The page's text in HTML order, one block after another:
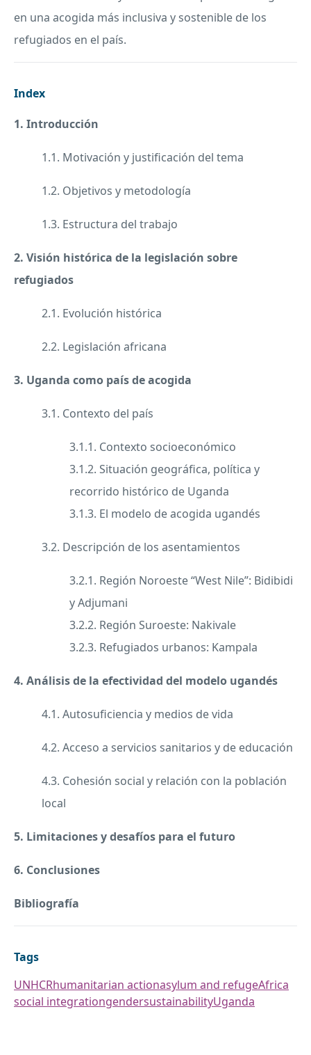
en una acogida más inclusiva y sostenible de los
refugiados en el país.
Index
1. Introducción
1.1. Motivación y justificación del tema
1.2. Objetivos y metodología
1.3. Estructura del trabajo
2. Visión histórica de la legislación sobre
refugiados
2.1. Evolución histórica
2.2. Legislación africana
3. Uganda como país de acogida
3.1. Contexto del país
3.1.1. Contexto socioeconómico
3.1.2. Situación geográfica, política y
recorrido histórico de Uganda
3.1.3. El modelo de acogida ugandés
3.2. Descripción de los asentamientos
3.2.1. Región Noroeste “West Nile”: Bidibidi
y Adjumani
3.2.2. Región Suroeste: Nakivale
3.2.3. Refugiados urbanos: Kampala
4. Análisis de la efectividad del modelo ugandés
4.1. Autosuficiencia y medios de vida
4.2. Acceso a servicios sanitarios y de educación
4.3. Cohesión social y relación con la población
local
5. Limitaciones y desafíos para el futuro
6. Conclusiones
Bibliografía
Tags
UNHCRhumanitarian actionasylum and refugeAfrica
social integrationgendersustainabilityUganda